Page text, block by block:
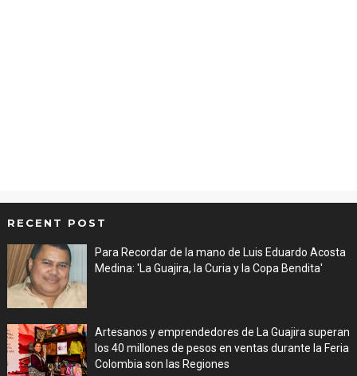
RECENT POST
Para Recordar de la mano de Luis Eduardo Acosta
Medina: 'La Guajira, la Curia y la Copa Bendita'
Artesanos y emprendedores de La Guajira superan
los 40 millones de pesos en ventas durante la Feria
Colombia son las Regiones